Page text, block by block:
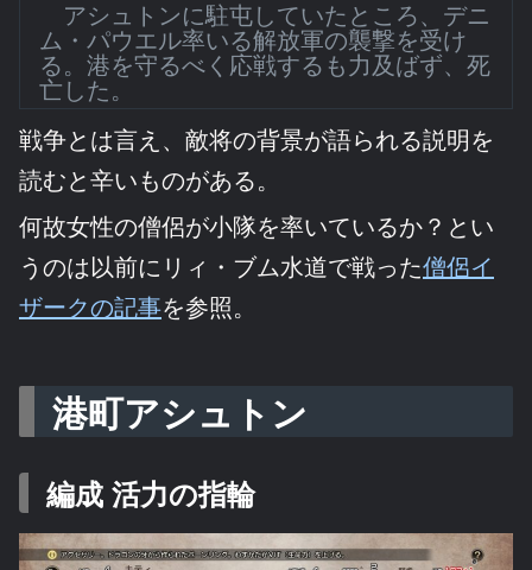
アシュトンに駐屯していたところ、デニ
ム・パウエル率いる解放軍の襲撃を受け
る。港を守るべく応戦するも力及ばず、死
亡した。
戦争とは言え、敵将の背景が語られる説明を
読むと辛いものがある。
何故女性の僧侶が小隊を率いているか？とい
うのは以前にリィ・ブム水道で戦った僧侶イ
ザークの記事を参照。
港町アシュトン
編成 活力の指輪